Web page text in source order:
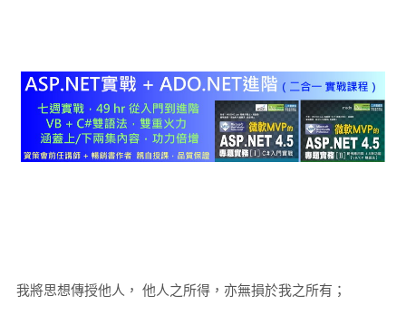
我將思想傳授他人， 他人之所得，亦無損於我之所有；